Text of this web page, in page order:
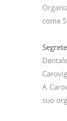
come
A
suo